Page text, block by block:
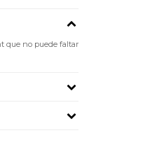
que no puede faltar